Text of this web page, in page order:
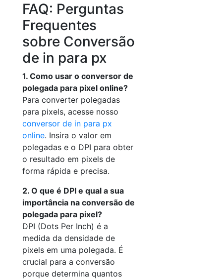
FAQ: Perguntas
Frequentes
sobre Conversão
de in para px
1. Como usar o conversor de
polegada para pixel online?
Para converter polegadas
para pixels, acesse nosso
conversor de in para px
online. Insira o valor em
polegadas e o DPI para obter
o resultado em pixels de
forma rápida e precisa.
2. O que é DPI e qual a sua
importância na conversão de
polegada para pixel?
DPI (Dots Per Inch) é a
medida da densidade de
pixels em uma polegada. É
crucial para a conversão
porque determina quantos